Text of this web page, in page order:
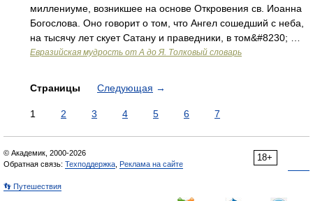
миллениуме, возникшее на основе Откровения св. Иоанна
Богослова. Оно говорит о том, что Ангел сошедший с неба,
на тысячу лет скует Сатану и праведники, в том&#8230; …
Евразийская мудрость от А до Я. Толковый словарь
Страницы Следующая →
1 2 3 4 5 6 7
18+
© Академик, 2000-2026
Обратная связь: Техподдержка Реклама на сайте
👣 Путешествия